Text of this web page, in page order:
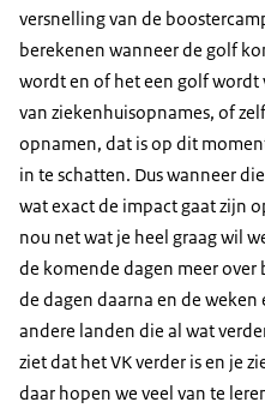
versnelling van de
berekenen wanneer de golf
wordt en of het een golf
van ziekenhuisopnames, of
opnamen, dat is op dit
in te schatten. Dus wanneer
wat exact de impact gaat zijn
nou net wat je heel graag wil
de komende dagen meer
de dagen daarna en de
andere landen die al wat
ziet dat het VK verder is en je
daar hopen we veel van te